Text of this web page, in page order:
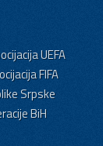
UEFA
FIFA
Srpske
BiH